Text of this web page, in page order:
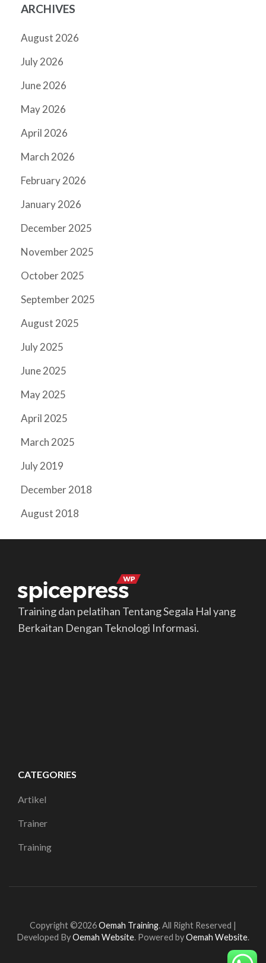
ARCHIVES
August 2026
July 2026
June 2026
May 2026
April 2026
March 2026
February 2026
January 2026
December 2025
November 2025
October 2025
September 2025
August 2025
July 2025
June 2025
May 2025
April 2025
March 2025
July 2019
December 2018
August 2018
Training dan pelatihan Tentang Segala Hal yang
Berkaitan Dengan Teknologi Informasi.
CATEGORIES
Artikel
Trainer
Training
Copyright ©2026Oemah Training.All Right Reserved |
Developed ByOemah Website. Powered byOemah Website.